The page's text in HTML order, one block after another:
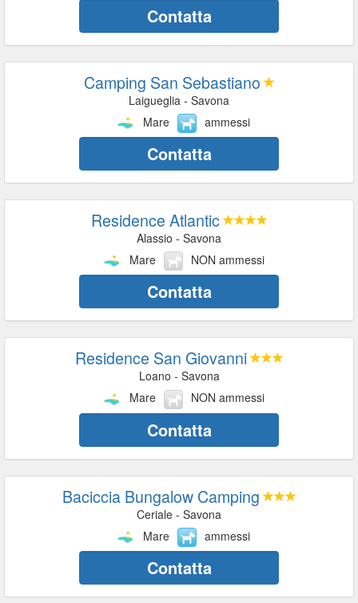
Contatta
Camping San Sebastiano
Laigueglia - Savona
Mare
ammessi
Contatta
Residence Atlantic
Alassio - Savona
Mare
NON ammessi
Contatta
Residence San Giovanni
Loano - Savona
Mare
NON ammessi
Contatta
Baciccia Bungalow Camping
Ceriale - Savona
Mare
ammessi
Contatta